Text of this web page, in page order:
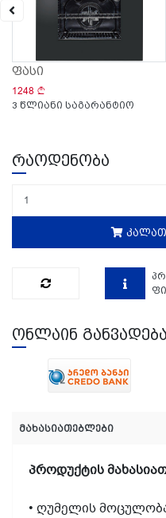
ფასი
1248
3 წლიანი საგარანტიო
რაოდენობა
ონლაინ განვადება
მახასიათებლები
პროდუქტის
• ღუმელის